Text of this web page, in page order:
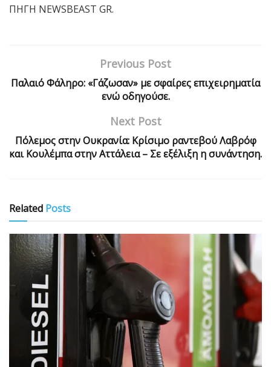
ΠΗΓΗ NEWSBEAST GR.
Previous Post
Παλαιό Φάληρο: «Γάζωσαν» με σφαίρες επιχειρηματία
ενώ οδηγούσε.
Next Post
Πόλεμος στην Ουκρανία: Κρίσιμο ραντεβού Λαβρόφ
και Κουλέμπα στην Αττάλεια – Σε εξέλιξη η συνάντηση.
Related Posts